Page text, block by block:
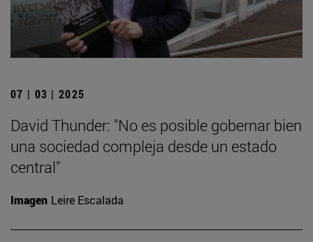
07 | 03 | 2025
David Thunder: "No es posible gobernar bien
una sociedad compleja desde un estado
central"
Imagen Leire Escalada